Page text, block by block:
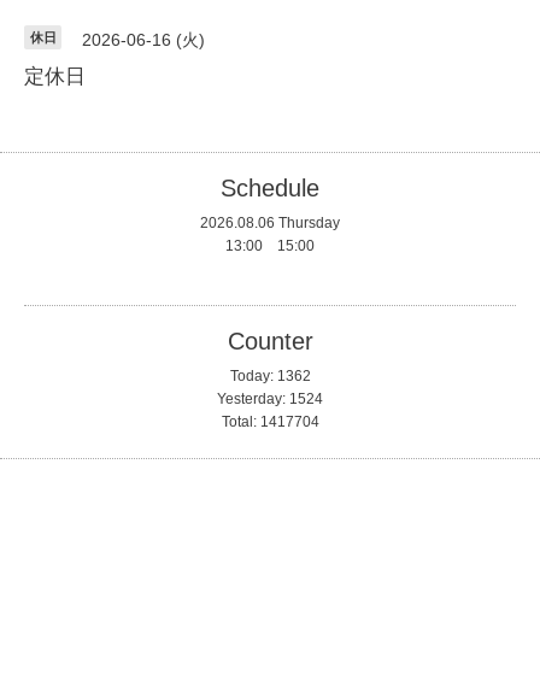
休日 2026-06-16 (火)
定休日
Schedule
2026.08.06 Thursday
13:00 15:00
Counter
Today: 1362
Yesterday: 1524
Total: 1417704